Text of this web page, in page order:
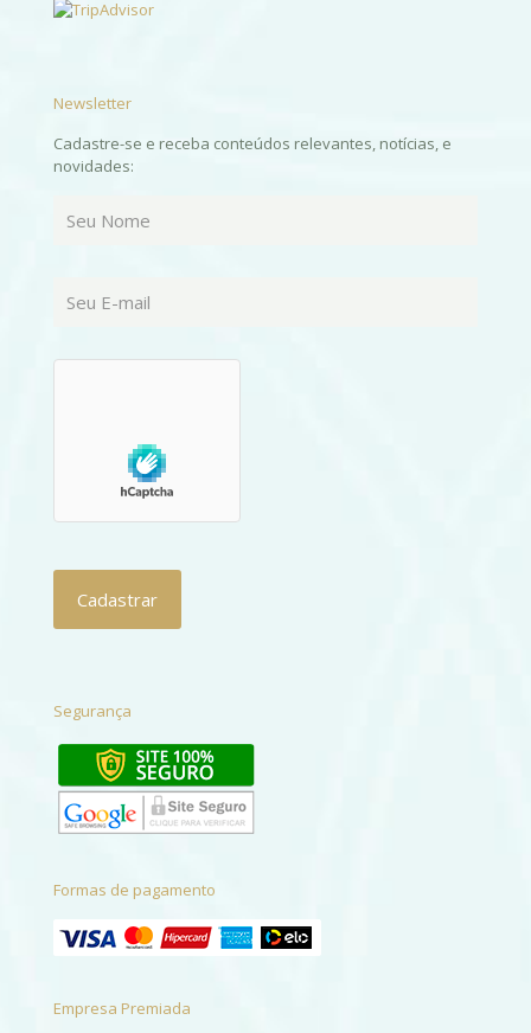
Newsletter
Cadastre-se e receba conteúdos relevantes, notícias, e
novidades:
Segurança
Formas de pagamento
Empresa Premiada